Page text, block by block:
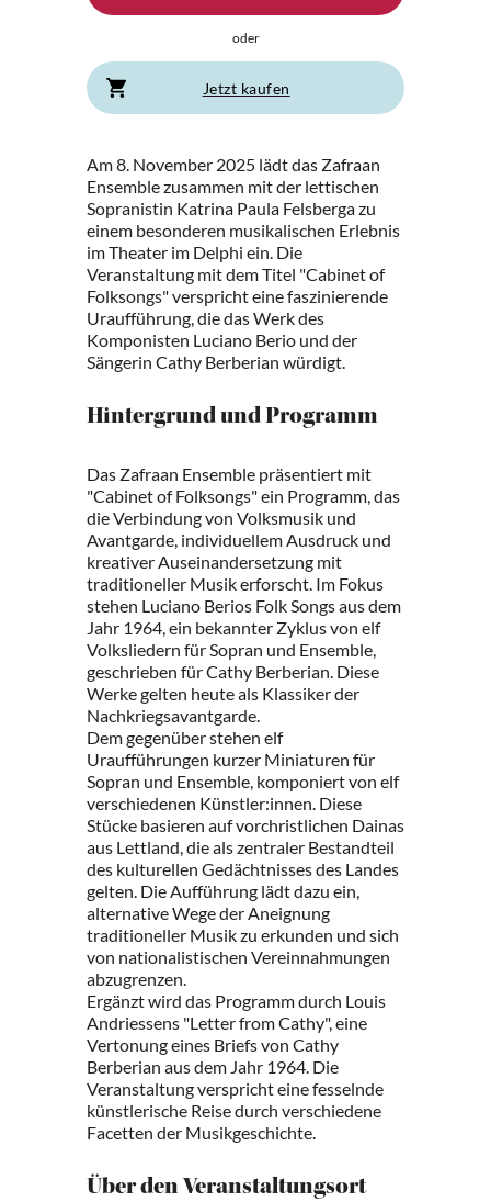
oder
Jetzt kaufen
Am 8. November 2025 lädt das Zafraan
Ensemble zusammen mit der lettischen
Sopranistin Katrina Paula Felsberga zu
einem besonderen musikalischen Erlebnis
im Theater im Delphi ein. Die
Veranstaltung mit dem Titel "Cabinet of
Folksongs" verspricht eine faszinierende
Uraufführung, die das Werk des
Komponisten Luciano Berio und der
Sängerin Cathy Berberian würdigt.
Hintergrund und Programm
Das Zafraan Ensemble präsentiert mit
"Cabinet of Folksongs" ein Programm, das
die Verbindung von Volksmusik und
Avantgarde, individuellem Ausdruck und
kreativer Auseinandersetzung mit
traditioneller Musik erforscht. Im Fokus
stehen Luciano Berios Folk Songs aus dem
Jahr 1964, ein bekannter Zyklus von elf
Volksliedern für Sopran und Ensemble,
geschrieben für Cathy Berberian. Diese
Werke gelten heute als Klassiker der
Nachkriegsavantgarde.
Dem gegenüber stehen elf
Uraufführungen kurzer Miniaturen für
Sopran und Ensemble, komponiert von elf
verschiedenen Künstler:innen. Diese
Stücke basieren auf vorchristlichen Dainas
aus Lettland, die als zentraler Bestandteil
des kulturellen Gedächtnisses des Landes
gelten. Die Aufführung lädt dazu ein,
alternative Wege der Aneignung
traditioneller Musik zu erkunden und sich
von nationalistischen Vereinnahmungen
abzugrenzen.
Ergänzt wird das Programm durch Louis
Andriessens "Letter from Cathy", eine
Vertonung eines Briefs von Cathy
Berberian aus dem Jahr 1964. Die
Veranstaltung verspricht eine fesselnde
künstlerische Reise durch verschiedene
Facetten der Musikgeschichte.
Über den Veranstaltungsort